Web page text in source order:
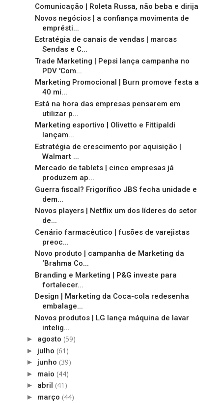
Comunicação | Roleta Russa, não beba e dirija
Novos negócios | a confiança movimenta de
emprésti...
Estratégia de canais de vendas | marcas
Sendas e C...
Trade Marketing | Pepsi lança campanha no
PDV 'Com...
Marketing Promocional | Burn promove festa a
40 mi...
Está na hora das empresas pensarem em
utilizar p...
Marketing esportivo | Olivetto e Fittipaldi
lançam...
Estratégia de crescimento por aquisição |
Walmart ...
Mercado de tablets | cinco empresas já
produzem ap...
Guerra fiscal? Frigorífico JBS fecha unidade e
dem...
Novos players | Netflix um dos líderes do setor
de...
Cenário farmacêutico | fusões de varejistas
preoc...
Novo produto | campanha de Marketing da
‘Brahma Co...
Branding e Marketing | P&G investe para
fortalecer...
Design | Marketing da Coca-cola redesenha
embalage...
Novos produtos | LG lança máquina de lavar
intelig...
► agosto (59)
► julho (61)
► junho (39)
► maio (44)
► abril (41)
► março (44)